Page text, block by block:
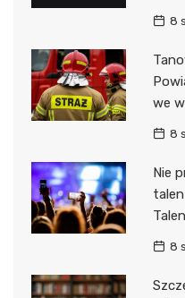
8
we
8
Nie
8